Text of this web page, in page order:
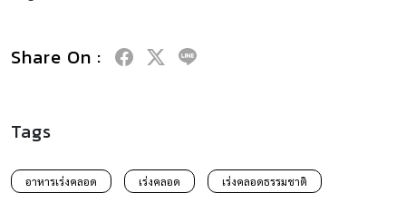
Share On :
Tags
อาหารเร่งคลอด เร่งคลอด เร่งคลอดธรรมชาติ